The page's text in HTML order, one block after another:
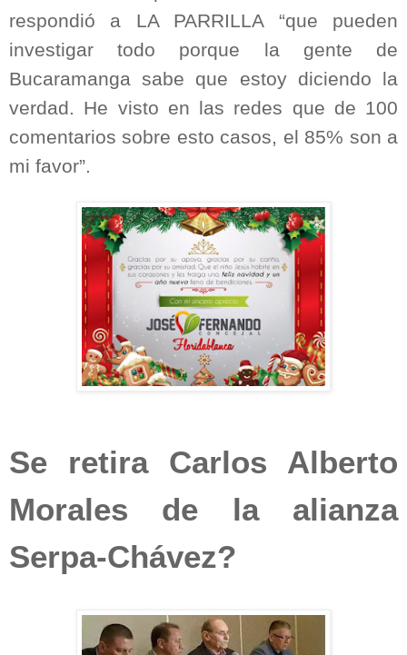
respondió a LA PARRILLA “que pueden
investigar todo porque la gente de
Bucaramanga sabe que estoy diciendo la
verdad. He visto en las redes que de 100
comentarios sobre esto casos, el 85% son a
mi favor”.
Se retira Carlos Alberto
Morales de la alianza
Serpa-Chávez?